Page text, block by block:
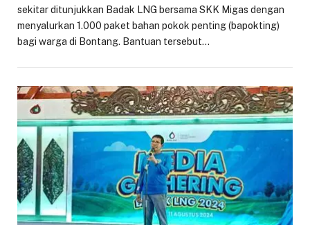
sekitar ditunjukkan Badak LNG bersama SKK Migas dengan
menyalurkan 1.000 paket bahan pokok penting (bapokting)
bagi warga di Bontang. Bantuan tersebut…